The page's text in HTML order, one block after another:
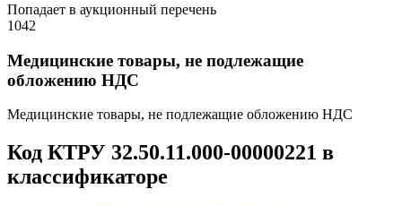
Попадает в аукционный перечень
1042
Медицинские товары, не подлежащие
обложению НДС
Медицинские товары, не подлежащие обложению НДС
Код КТРУ 32.50.11.000-00000221 в
классификаторе